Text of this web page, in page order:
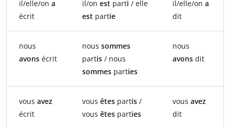
il/elle/on a
écrit
il/on est parti / elle
est partie
il/elle/on a
dit
nous
avons écrit
nous sommes
partis / nous
sommes parties
nous
avons dit
vous avez
écrit
vous êtes partis /
vous êtes parties
vous avez
dit